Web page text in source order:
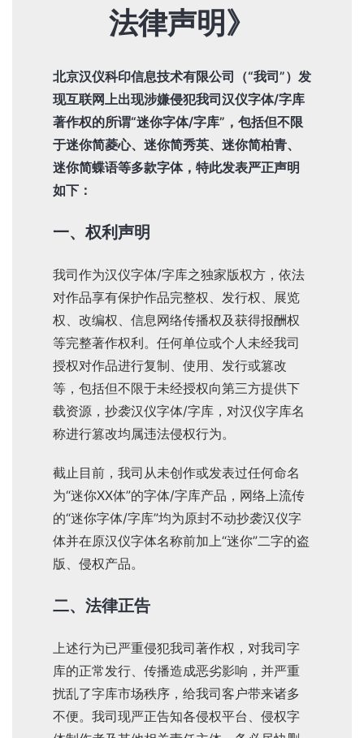
法律声明》
北京汉仪科印信息技术有限公司（“我司”）发
现互联网上出现涉嫌侵犯我司汉仪字体/字库
著作权的所谓“迷你字体/字库”，包括但不限
于迷你简菱心、迷你简秀英、迷你简柏青、
迷你简蝶语等多款字体，特此发表严正声明
如下：
一、权利声明
我司作为汉仪字体/字库之独家版权方，依法
对作品享有保护作品完整权、发行权、展览
权、改编权、信息网络传播权及获得报酬权
等完整著作权利。任何单位或个人未经我司
授权对作品进行复制、使用、发行或篡改
等，包括但不限于未经授权向第三方提供下
载资源，抄袭汉仪字体/字库，对汉仪字库名
称进行篡改均属违法侵权行为。
截止目前，我司从未创作或发表过任何命名
为“迷你XX体”的字体/字库产品，网络上流传
的“迷你字体/字库”均为原封不动抄袭汉仪字
体并在原汉仪字体名称前加上“迷你”二字的盗
版、侵权产品。
二、法律正告
上述行为已严重侵犯我司著作权，对我司字
库的正常发行、传播造成恶劣影响，并严重
扰乱了字库市场秩序，给我司客户带来诸多
不便。我司现严正告知各侵权平台、侵权字